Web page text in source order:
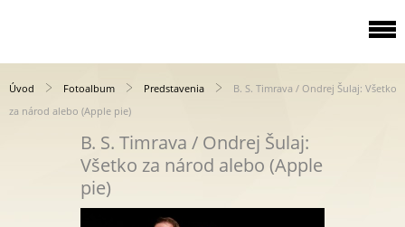
Úvod Fotoalbum Predstavenia
B. S. Timrava / Ondrej Šulaj: Všetko
za národ alebo (Apple pie)
B. S. Timrava / Ondrej Šulaj:
Všetko za národ alebo (Apple
pie)